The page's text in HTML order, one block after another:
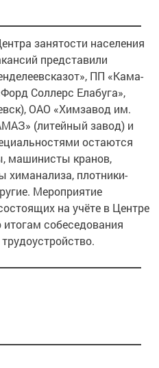
занятости населения
представили
ПП «Кама-
Соллерс Елабуга»,
ОАО «Химзавод им.
(литейный завод) и
остаются
машинисты кранов,
химанализа, плотники-
Мероприятие
на учёте в Центре
собеседования